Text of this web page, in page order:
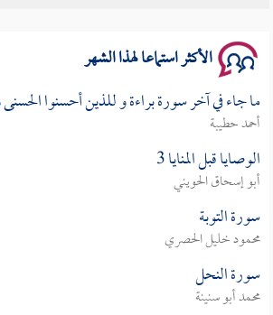
الأكثر استماعا لهذا الشهر
ما جاء في آخر سورة براءة و للذين أحسنوا
أحمد حطيبة
الوصايا قبل المنايا 3
أبو إسحاق الحويني
سورة التوبة
محمود خليل الحصري
سورة النحل
محمد أبو سنينة